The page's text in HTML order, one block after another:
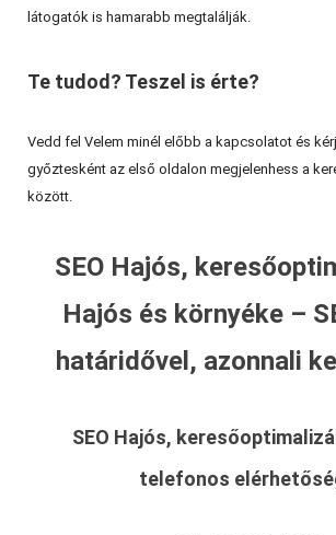
látogatók is hamarabb megtalálják.
Te tudod? Teszel is érte?
Vedd fel Velem minél előbb a kapcsolatot és
győztesként az első oldalon megjelenhess a
között.
SEO Hajós,
Hajós és környéke –
határidővel, azonnali
SEO Hajós,
telefonos